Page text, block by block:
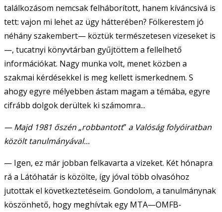
találkozásom nemcsak felháborított, hanem kíváncsivá is
tett: vajon mi lehet az ügy hátterében? Fölkerestem jó
néhány szakembert— köztük természetesen vizeseket is
—, tucatnyi könyvtárban gyűjtöttem a fellelhető
információkat. Nagy munka volt, menet közben a
szakmai kérdésekkel is meg kellett ismerkednem. S
ahogy egyre mélyebben ástam magam a témába, egyre
cifrább dolgok derültek ki számomra...
— Majd 1981 őszén „robbantott” a Valóság folyóiratban
közölt tanulmányával...
— Igen, ez már jobban felkavarta a vizeket. Két hónapra
rá a Látóhatár is közölte, így jóval több olvasóhoz
jutottak el következtetéseim. Gondolom, a tanulmánynak
köszönhető, hogy meghívtak egy MTA—OMFB-